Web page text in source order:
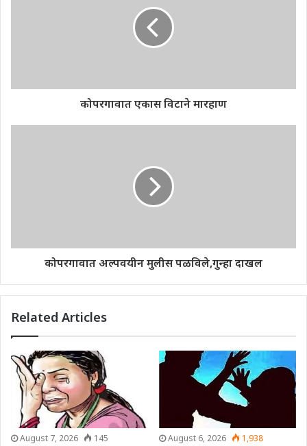
कोपरगावात एकास विटाने मारहाण
कोपरगावात अल्पवयीन मुलीस पळविले,गुन्हा दाखल
Related Articles
August 7, 2026 145 August 6, 2026 1,938